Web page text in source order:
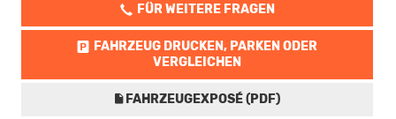
FÜR WEITERE FRAGEN
FAHRZEUG DRUCKEN, PARKEN ODER
VERGLEICHEN
FAHRZEUGEXPOSÉ (PDF)